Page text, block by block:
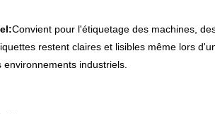
Convient pour l'étiquetage des machines,
restent claires et lisibles même lors
industriels.